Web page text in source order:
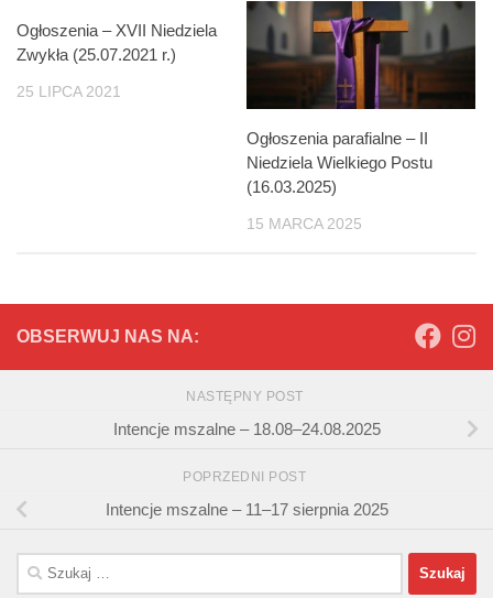
Ogłoszenia – XVII Niedziela
Zwykła (25.07.2021 r.)
25 LIPCA 2021
Ogłoszenia parafialne – II
Niedziela Wielkiego Postu
(16.03.2025)
15 MARCA 2025
OBSERWUJ NAS NA:
NASTĘPNY POST
Intencje mszalne – 18.08–24.08.2025
POPRZEDNI POST
Intencje mszalne – 11–17 sierpnia 2025
Szukaj: